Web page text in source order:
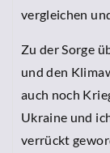
vergleichen
Zu der Sorge
und den
auch noch
Ukraine und
verrückt